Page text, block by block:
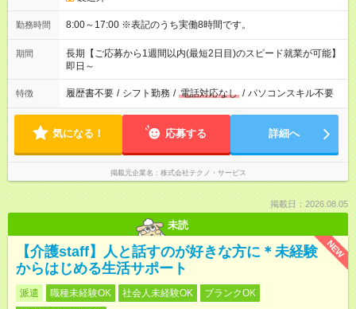
勤務時間 8:00～17:00 ※表記のうち実働8時間です。
期間
長期【ご応募から1週間以内(最短2日目)のスピード就業が可能】
即日～
特徴 履歴書不要 / シフト勤務 / 電話対応なし / パソコンスキル不要
気になる！ 応募する 詳細へ
掲載元企業名 株式会社テクノ・サービス
掲載日：2026.08.05
未読
NEW
【介護staff】人と話すのが好きな方に＊未経験
からはじめる生活サポート
派遣 職種未経験OK 社会人未経験OK
ブランクOK